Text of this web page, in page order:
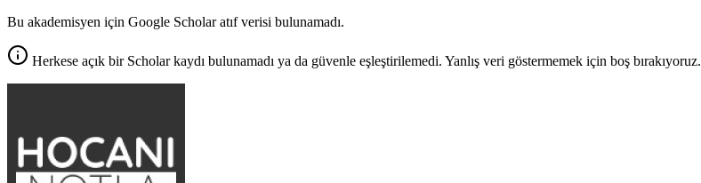
Bu akademisyen için Google Scholar atıf verisi bulunamadı.
Herkese açık bir Scholar kaydı bulunamadı ya da güvenle eşleştirilemedi. Yanlış veri göstermemek için boş bırakıyoruz.